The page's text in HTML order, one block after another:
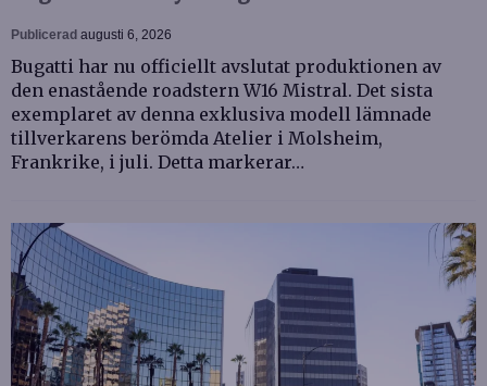
Publicerad augusti 6, 2026
Bugatti har nu officiellt avslutat produktionen av
den enastående roadstern W16 Mistral. Det sista
exemplaret av denna exklusiva modell lämnade
tillverkarens berömda Atelier i Molsheim,
Frankrike, i juli. Detta markerar…